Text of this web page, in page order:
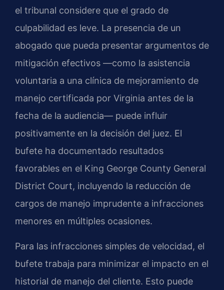
el tribunal considere que el grado de
culpabilidad es leve. La presencia de un
abogado que pueda presentar argumentos de
mitigación efectivos —como la asistencia
voluntaria a una clínica de mejoramiento de
manejo certificada por Virginia antes de la
fecha de la audiencia— puede influir
positivamente en la decisión del juez. El
bufete ha documentado resultados
favorables en el King George County General
District Court, incluyendo la reducción de
cargos de manejo imprudente a infracciones
menores en múltiples ocasiones.
Para las infracciones simples de velocidad, el
bufete trabaja para minimizar el impacto en el
historial de manejo del cliente. Esto puede